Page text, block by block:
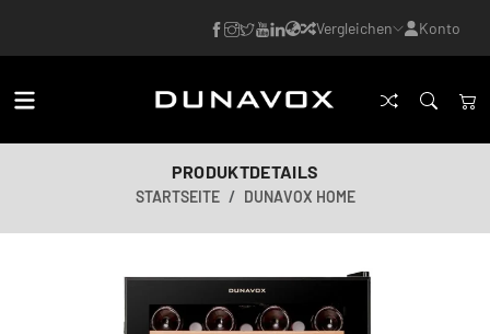
Vergleichen Konto
PRODUKTDETAILS
STARTSEITE DUNAVOX HOME